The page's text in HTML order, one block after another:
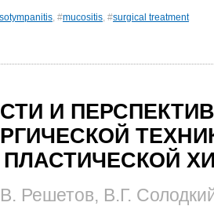
, #mucositis, #surgical treatment
И
Решетов, В.Г.